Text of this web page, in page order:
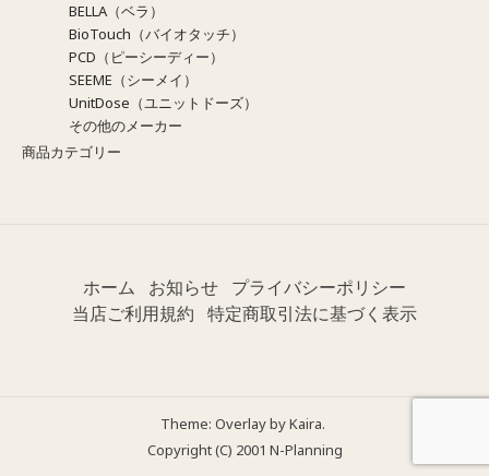
BELLA（ベラ）
BioTouch（バイオタッチ）
PCD（ピーシーディー）
SEEME（シーメイ）
UnitDose（ユニットドーズ）
その他のメーカー
商品カテゴリー
ホーム お知らせ プライバシーポリシー
当店ご利用規約 特定商取引法に基づく表示
Theme: Overlay byKaira.
Copyright (C) 2001 N-Planning